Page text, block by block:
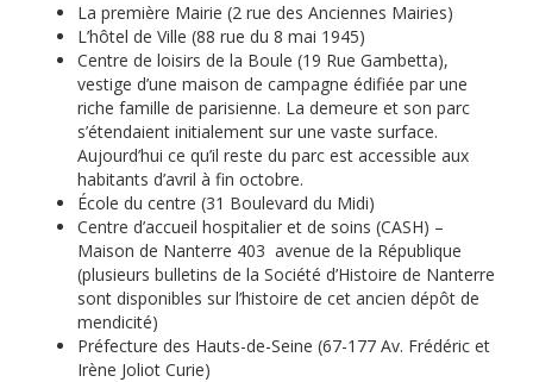
La première Mairie (2 rue des Anciennes Mairies)
L’hôtel de Ville (88 rue du 8 mai 1945)
Centre de loisirs de la Boule (19 Rue Gambetta),
vestige d’une maison de campagne édifiée par une
riche famille de parisienne. La demeure et son parc
s’étendaient initialement sur une vaste surface.
Aujourd’hui ce qu’il reste du parc est accessible aux
habitants d’avril à fin octobre.
École du centre (31 Boulevard du Midi)
Centre d’accueil hospitalier et de soins (CASH) –
Maison de Nanterre 403 avenue de la République
(plusieurs bulletins de la Société d’Histoire de Nanterre
sont disponibles sur l’histoire de cet ancien dépôt de
mendicité)
Préfecture des Hauts-de-Seine (67-177 Av. Frédéric et
Irène Joliot Curie)